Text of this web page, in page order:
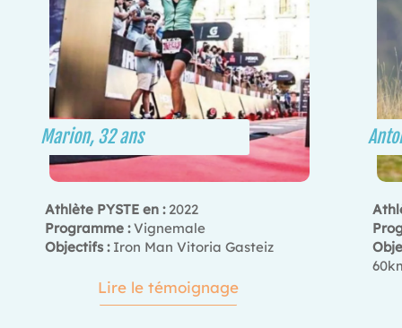
Marion, 32 ans
Athlète PYSTE en :2022
Programme :Vignemale
Objectifs :Iron Man Vitoria Gasteiz
Lire le témoignage